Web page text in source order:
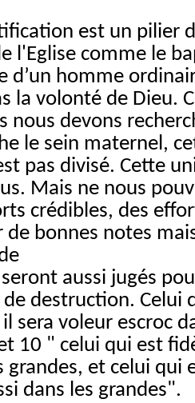
est un pilier
l'Eglise comme le
d’un homme
la volonté de Dieu.
nous devons
le sein maternel,
pas divisé. Cette
Mais ne nous
crédibles, des
de bonnes notes
aussi jugés
destruction. Celui
sera voleur escroc
10 " celui qui est
grandes, et celui qui
dans les grandes".